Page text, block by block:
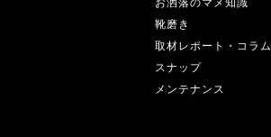
お洒落のマメ知識
靴磨き
取材レポート・コラム
スナップ
メンテナンス